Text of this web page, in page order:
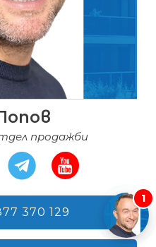
продажби
370 129
1